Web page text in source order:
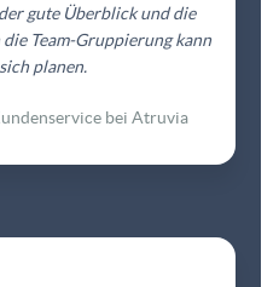
gute Überblick und die
Team-Gruppierung kann
planen.
bei Atruvia